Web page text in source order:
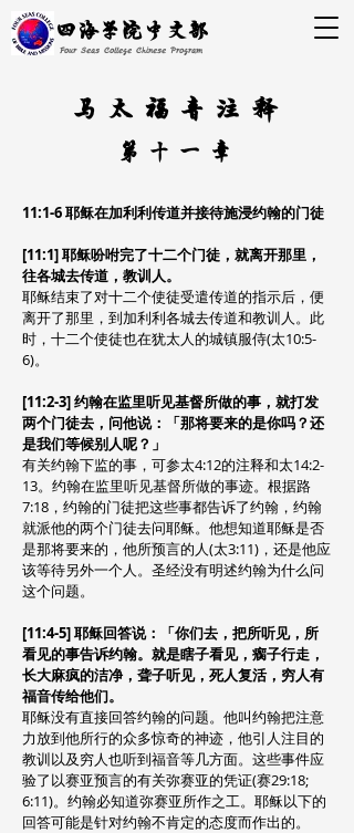
四海学院中文部
Four Seas College Chinese Program
马太福音注释
​第十一章
11:1-6 耶稣在加利利传道并接待施浸约翰的门徒
[11:1] 耶稣吩咐完了十二个门徒，就离开那里，
往各城去传道，教训人。
耶稣结束了对十二个使徒受遣传道的指示后，便
离开了那里，到加利利各城去传道和教训人。此
时，十二个使徒也在犹太人的城镇服侍(太10:5-
6)。
[11:2-3] 约翰在监里听见基督所做的事，就打发
两个门徒去，问他说：「那将要来的是你吗？还
是我们等候别人呢？」
有关约翰下监的事，可参太4:12的注释和太14:2-
13。约翰在监里听见基督所做的事迹。根据路
7:18，约翰的门徒把这些事都告诉了约翰，约翰
就派他的两个门徒去问耶稣。他想知道耶稣是否
是那将要来的，他所预言的人(太3:11)，还是他应
该等待另外一个人。圣经没有明述约翰为什么问
这个问题。
[11:4-5] 耶稣回答说：「你们去，把所听见，所
看见的事告诉约翰。就是瞎子看见，瘸子行走，
长大麻疯的洁净，聋子听见，死人复活，穷人有
福音传给他们。
耶稣没有直接回答约翰的问题。他叫约翰把注意
力放到他所行的众多惊奇的神迹，他引人注目的
教训以及穷人也听到福音等几方面。这些事件应
验了以赛亚预言的有关弥赛亚的凭证(赛29:18;
6:11)。约翰必知道弥赛亚所作之工。耶稣以下的
回答可能是针对约翰不肯定的态度而作出的。